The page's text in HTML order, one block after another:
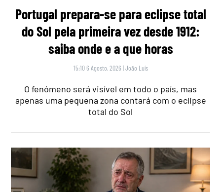
Portugal prepara-se para eclipse total
do Sol pela primeira vez desde 1912:
saiba onde e a que horas
15:10 6 Agosto, 2026 |João Luís
O fenómeno será visível em todo o país, mas
apenas uma pequena zona contará com o eclipse
total do Sol